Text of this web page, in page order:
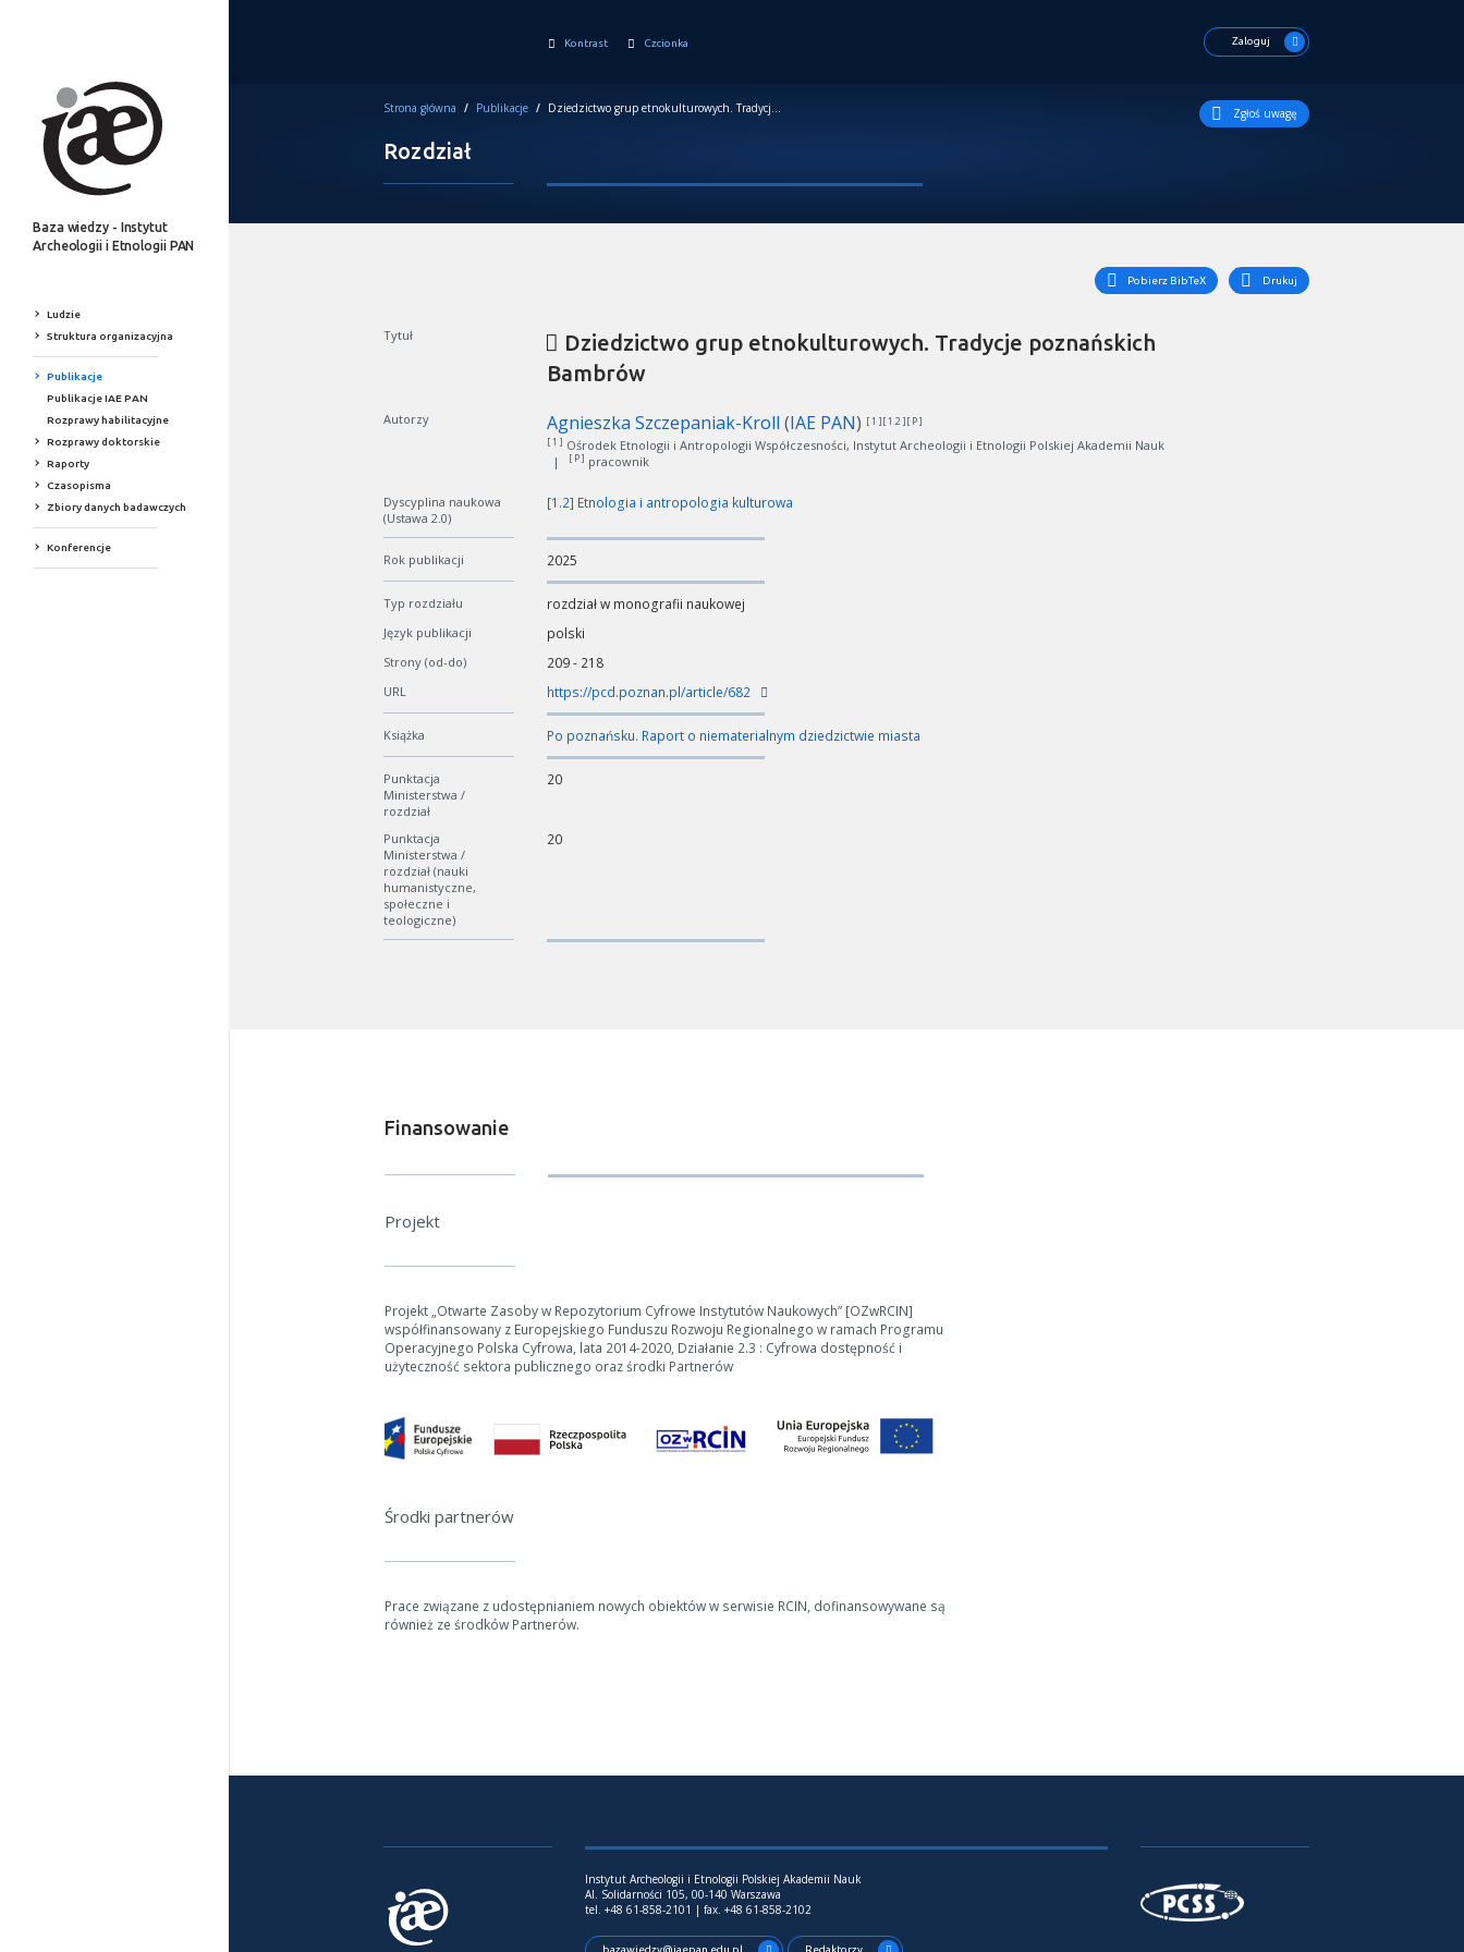
W zależności od ilości danych do przetworzenia generowanie pliku może się wydłużyć.
Jeśli generowanie trwa zbyt długo można ograniczyć dane np. zmniejszając zakres lat.
Anuluj
Baza wiedzy - Instytut
Archeologii i Etnologii PAN
Ludzie
Struktura organizacyjna
Publikacje
Publikacje IAE PAN
Rozprawy habilitacyjne
Rozprawy doktorskie
Raporty
Czasopisma
Zbiory danych badawczych
Konferencje
Kontrast Czcionka Zaloguj
Strona główna / Publikacje / Dziedzictwo grup etnokulturowych. Tradycje poznańskich Bambrów Zgłoś uwagę
Rozdział
Pobierz BibTeX Drukuj
Tytuł
Dziedzictwo grup etnokulturowych. Tradycje poznańskich
Bambrów
Autorzy Agnieszka Szczepaniak-Kroll (IAE PAN) [ 1 ][ 1.2 ][ P ]
[ 1 ] Ośrodek Etnologii i Antropologii Współczesności, Instytut Archeologii i Etnologii Polskiej Akademii Nauk
|
[ P ] pracownik
Dyscyplina naukowa
(Ustawa 2.0)
[1.2] Etnologia i antropologia kulturowa
Rok publikacji 2025
Typ rozdziału rozdział w monografii naukowej
Język publikacji polski
Strony (od-do) 209 - 218
URL https://pcd.poznan.pl/article/682
Książka Po poznańsku. Raport o niematerialnym dziedzictwie miasta
Punktacja
Ministerstwa /
rozdział
20
Punktacja
Ministerstwa /
rozdział (nauki
humanistyczne,
społeczne i
teologiczne)
20
Finansowanie
Projekt
Projekt „Otwarte Zasoby w Repozytorium Cyfrowe Instytutów Naukowych” [OZwRCIN]
współfinansowany z Europejskiego Funduszu Rozwoju Regionalnego w ramach Programu
Operacyjnego Polska Cyfrowa, lata 2014-2020, Działanie 2.3 : Cyfrowa dostępność i
użyteczność sektora publicznego oraz środki Partnerów
Środki partnerów
Prace związane z udostępnianiem nowych obiektów w serwisie RCIN, dofinansowywane są
również ze środków Partnerów.
Instytut Archeologii i Etnologii Polskiej Akademii Nauk
Al. Solidarności 105, 00-140 Warszawa
tel. +48 61-858-2101 | fax. +48 61-858-2102
bazawiedzy@iaepan.edu.pl Redaktorzy